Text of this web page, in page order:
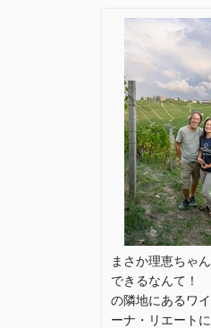
まさか理恵ちゃ
できるなんて！
の隣地にあるワ
ーナ・リエート